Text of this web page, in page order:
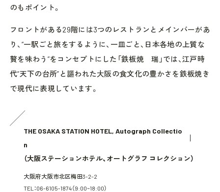
のもポイント。
フロントがある29階には3つのレストランとメインバーがあ
り、“一駅ごと旅をするように、一皿ごと、日本各地の上質な
贅を味わう”をコンセプトにした「鉄板焼 瑞」では、江戸時
代“天下の台所”と謳われた大阪の食文化の豊かさを鉄板焼き
で現代に表現しています。
THE OSAKA STATION HOTEL, Autograph Collectio
n
（大阪ステーションホテル、オートグラフ コレクション）
大阪府大阪市北区梅田3-2-2
TEL：06-6105-1874（9:00~18:00）